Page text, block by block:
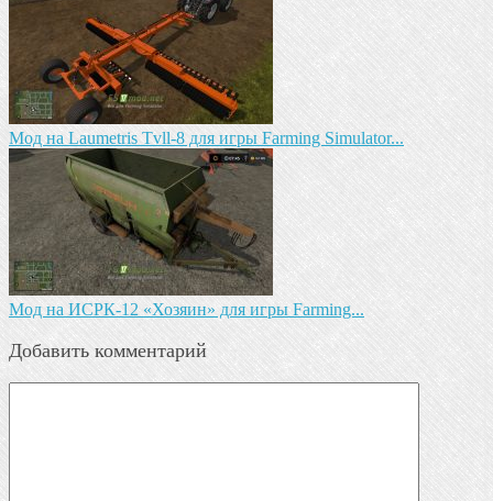
Мод на Laumetris Tvll-8 для игры Farming Simulator...
Мод на ИСРК-12 «Хозяин» для игры Farming...
Добавить комментарий